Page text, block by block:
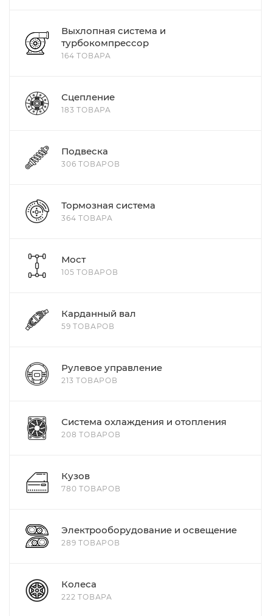
Выхлопная система и
турбокомпрессор
164 ТОВАРА
Сцепление
183 ТОВАРА
Подвеска
306 ТОВАРОВ
Тормозная система
364 ТОВАРА
Мост
105 ТОВАРОВ
Карданный вал
59 ТОВАРОВ
Рулевое управление
213 ТОВАРОВ
Система охлаждения и отопления
208 ТОВАРОВ
Кузов
780 ТОВАРОВ
Электрооборудование и освещение
289 ТОВАРОВ
Колеса
222 ТОВАРА